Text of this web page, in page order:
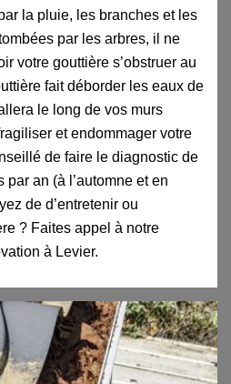
la pluie, les branches et les
par les arbres, il ne
votre gouttière s’obstruer au
fait déborder les eaux de
le long de vos murs
et endommager votre
de faire le diagnostic de
an (à l’automne et en
de d’entretenir ou
? Faites appel à notre
à Levier.